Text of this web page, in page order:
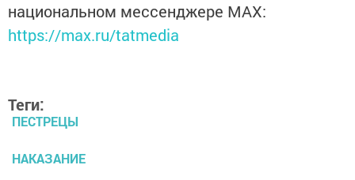
национальном мессенджере MАХ:
https://max.ru/tatmedia
Теги:
ПЕСТРЕЦЫ
НАКАЗАНИЕ